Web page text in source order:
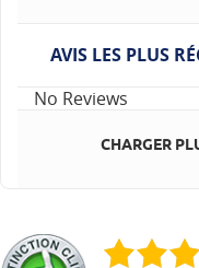
AVIS LES PLUS
No Reviews
CHARGER